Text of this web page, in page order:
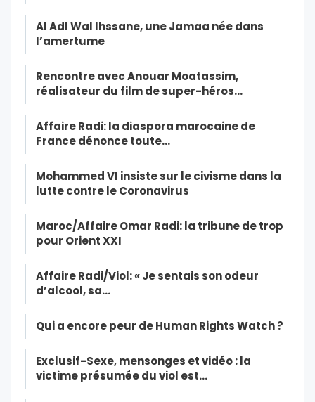
Al Adl Wal Ihssane, une Jamaa née dans
l’amertume
Rencontre avec Anouar Moatassim,
réalisateur du film de super-héros…
Affaire Radi: la diaspora marocaine de
France dénonce toute…
Mohammed VI insiste sur le civisme dans la
lutte contre le Coronavirus
Maroc/Affaire Omar Radi: la tribune de trop
pour Orient XXI
Affaire Radi/Viol: « Je sentais son odeur
d’alcool, sa…
Qui a encore peur de Human Rights Watch ?
Exclusif-Sexe, mensonges et vidéo : la
victime présumée du viol est…